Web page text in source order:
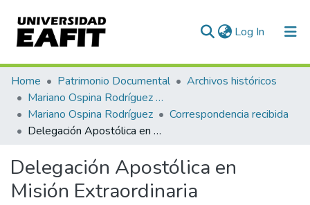
Log In (current)
Communities & Collections
All of DSpace
Statistics
Home Patrimonio Documental
Archivos históricos
Mariano Ospina Rodríguez (1826 -1912)
Mariano Ospina Rodríguez
Correspondencia recibida
Delegación Apostólica en Misión Extraordinaria
Delegación Apostólica en
Misión Extraordinaria